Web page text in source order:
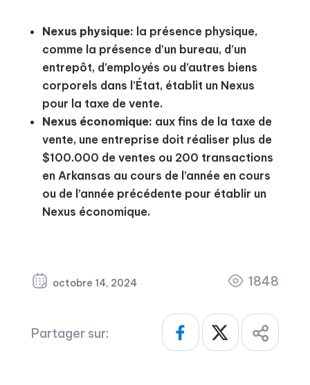
Nexus physique: la présence physique,
comme la présence d’un bureau, d’un
entrepôt, d’employés ou d’autres biens
corporels dans l’État, établit un Nexus
pour la taxe de vente.
Nexus économique: aux fins de la taxe de
vente, une entreprise doit réaliser plus de
$100.000 de ventes ou 200 transactions
en Arkansas au cours de l’année en cours
ou de l’année précédente pour établir un
Nexus économique.
octobre 14, 2024 1848
Partager sur: